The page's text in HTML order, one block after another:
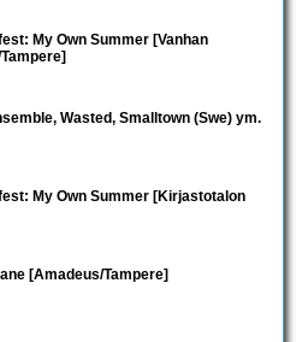
My Own Summer [Vanhan
, Wasted, Smalltown (Swe) ym.
: My Own Summer [Kirjastotalon
[Amadeus/Tampere]